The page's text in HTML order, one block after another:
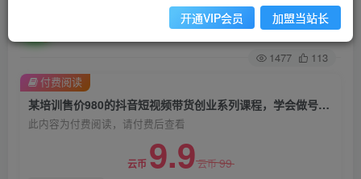
关注 私信
1477 113
某培训售价980的抖音短视频带货创业系列课程，学会做号5步法，心中不慌
此内容为付费阅读，请付费后查看
云币 9.9云币99
付费阅读
开通VIP会员 加盟当站长